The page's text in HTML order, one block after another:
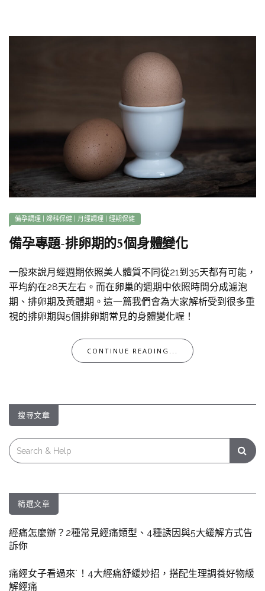
備孕調理 婦科保健 月經調理 經期保健
備孕專題-排卵期的5個身體變化
一般來說月經週期依照美人體質不同從21到35天都有可能，
平均約在28天左右。而在卵巢的週期中依照時間分成濾泡
期、排卵期及黃體期。這一篇我們會為大家解析受到很多重
視的排卵期與5個排卵期常見的身體變化喔！
CONTINUE READING...
搜尋文章
Search
for:
精選文章
經痛怎麼辦？2種常見經痛類型、4種誘因與5大緩解方式告
訴你
痛經女子看過來˙！4大經痛舒緩妙招，搭配生理調養好物緩
解經痛